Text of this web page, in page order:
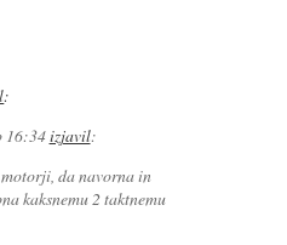
:
16:34izjavil:
da navorna in
kaksnemu 2 taktnemu